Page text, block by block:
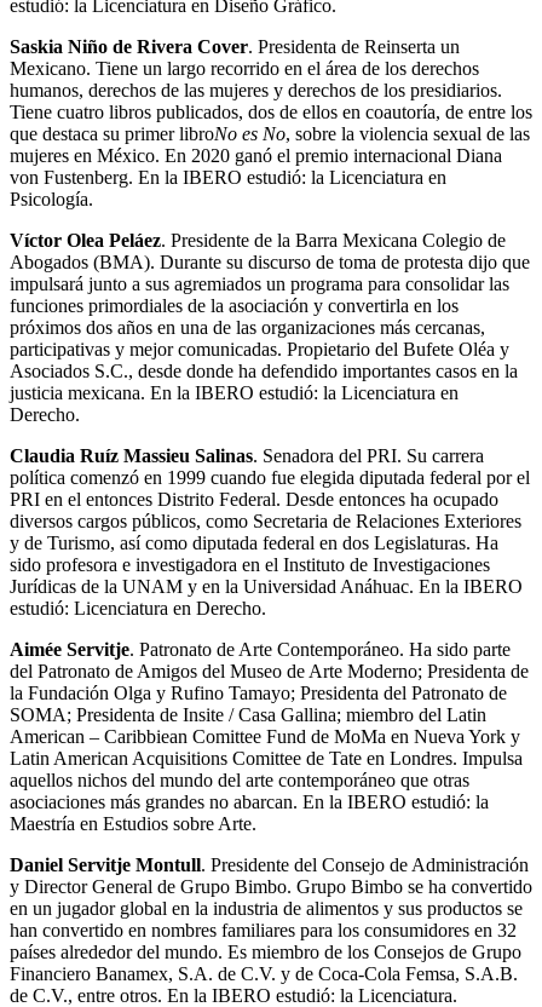
estudió: la Licenciatura en Diseño Gráfico.
Saskia Niño de Rivera Cover. Presidenta de Reinserta un
Mexicano. Tiene un largo recorrido en el área de los derechos
humanos, derechos de las mujeres y derechos de los presidiarios.
Tiene cuatro libros publicados, dos de ellos en coautoría, de entre los
que destaca su primer libroNo es No, sobre la violencia sexual de las
mujeres en México. En 2020 ganó el premio internacional Diana
von Fustenberg. En la IBERO estudió: la Licenciatura en
Psicología.
Víctor Olea Peláez. Presidente de la Barra Mexicana Colegio de
Abogados (BMA). Durante su discurso de toma de protesta dijo que
impulsará junto a sus agremiados un programa para consolidar las
funciones primordiales de la asociación y convertirla en los
próximos dos años en una de las organizaciones más cercanas,
participativas y mejor comunicadas. Propietario del Bufete Oléa y
Asociados S.C., desde donde ha defendido importantes casos en la
justicia mexicana. En la IBERO estudió: la Licenciatura en
Derecho.
Claudia Ruíz Massieu Salinas. Senadora del PRI. Su carrera
política comenzó en 1999 cuando fue elegida diputada federal por el
PRI en el entonces Distrito Federal. Desde entonces ha ocupado
diversos cargos públicos, como Secretaria de Relaciones Exteriores
y de Turismo, así como diputada federal en dos Legislaturas. Ha
sido profesora e investigadora en el Instituto de Investigaciones
Jurídicas de la UNAM y en la Universidad Anáhuac. En la IBERO
estudió: Licenciatura en Derecho.
Aimée Servitje. Patronato de Arte Contemporáneo. Ha sido parte
del Patronato de Amigos del Museo de Arte Moderno; Presidenta de
la Fundación Olga y Rufino Tamayo; Presidenta del Patronato de
SOMA; Presidenta de Insite / Casa Gallina; miembro del Latin
American – Caribbiean Comittee Fund de MoMa en Nueva York y
Latin American Acquisitions Comittee de Tate en Londres. Impulsa
aquellos nichos del mundo del arte contemporáneo que otras
asociaciones más grandes no abarcan. En la IBERO estudió: la
Maestría en Estudios sobre Arte.
Daniel Servitje Montull. Presidente del Consejo de Administración
y Director General de Grupo Bimbo. Grupo Bimbo se ha convertido
en un jugador global en la industria de alimentos y sus productos se
han convertido en nombres familiares para los consumidores en 32
países alrededor del mundo. Es miembro de los Consejos de Grupo
Financiero Banamex, S.A. de C.V. y de Coca-Cola Femsa, S.A.B.
de C.V., entre otros. En la IBERO estudió: la Licenciatura.